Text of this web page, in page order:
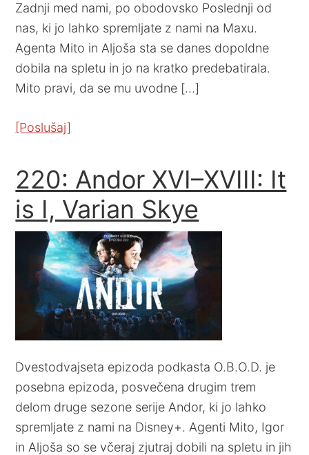
Zadnji med nami, po obodovsko Poslednji od
nas, ki jo lahko spremljate z nami na Maxu.
Agenta Mito in Aljoša sta se danes dopoldne
dobila na spletu in jo na kratko predebatirala.
Mito pravi, da se mu uvodne […]
[Poslušaj]
220: Andor XVI–XVIII: It
is I, Varian Skye
Dvestodvajseta epizoda podkasta O.B.O.D. je
posebna epizoda, posvečena drugim trem
delom druge sezone serije Andor, ki jo lahko
spremljate z nami na Disney+. Agenti Mito, Igor
in Aljoša so se včeraj zjutraj dobili na spletu in jih